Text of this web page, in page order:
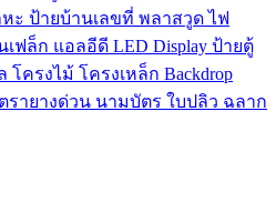
ะ ป้ายบ้านเลขที่ พลาสวูด ไฟ
ฟล็ก แอลอีดี LED Display ป้ายตู้
ครงไม้ โครงเหล็ก Backdrop
รายางด่วน นามบัตร ใบปลิว ฉลาก